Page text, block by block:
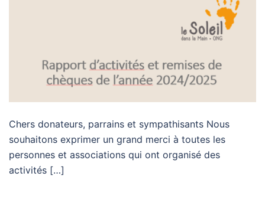
Chers donateurs, parrains et sympathisants Nous
souhaitons exprimer un grand merci à toutes les
personnes et associations qui ont organisé des
activités […]